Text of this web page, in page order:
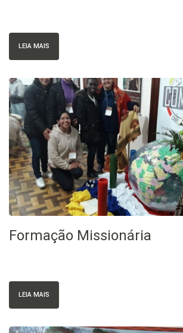
LEIA MAIS
Formação Missionária
LEIA MAIS